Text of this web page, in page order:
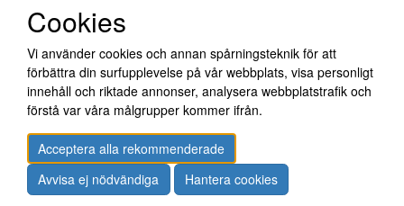
Butiken
FAQ
International orders
Jobba hos oss
Kontakta oss
Köpvillkor
Medlemsavgift
Om oss
Spellokalen
Tillgänglighet
Cookies
Vi använder cookies och annan spårningsteknik för att
förbättra din surfupplevelse på vår webbplats, visa personligt
innehåll och riktade annonser, analysera webbplatstrafik och
förstå var våra målgrupper kommer ifrån.
Acceptera alla rekommenderade
Avvisa ej nödvändiga
Hantera cookies